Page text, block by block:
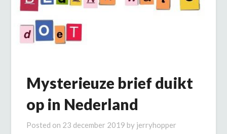
Mysterieuze brief duikt
op in Nederland
Posted on 23 december 2019 by jerryhopper